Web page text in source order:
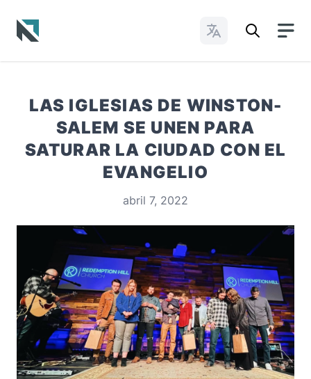
Cambiar idioma
LAS IGLESIAS DE WINSTON-
SALEM SE UNEN PARA
SATURAR LA CIUDAD CON EL
EVANGELIO
abril 7, 2022